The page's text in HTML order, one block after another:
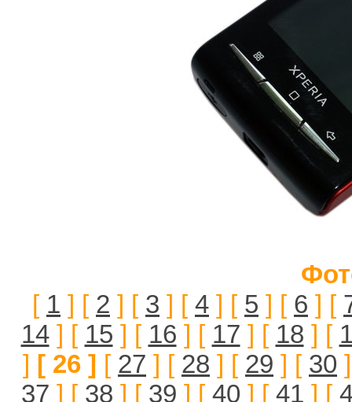
[ 1 ] [ 2 ] [ 3 ] [ 4 ] [ 5 ] [ 6 ] [
14] [ 15 ] [ 16 ] [ 17 ] [ 18 ] [
] [ 26 ] [ 27 ] [ 28 ] [ 29 ] [ 30
37 ] [ 38 ] [ 39 ] [ 40 ] [ 41 ] [